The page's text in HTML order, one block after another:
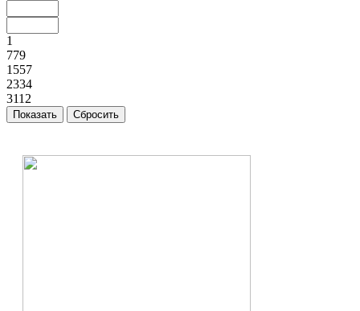
1
779
1557
2334
3112